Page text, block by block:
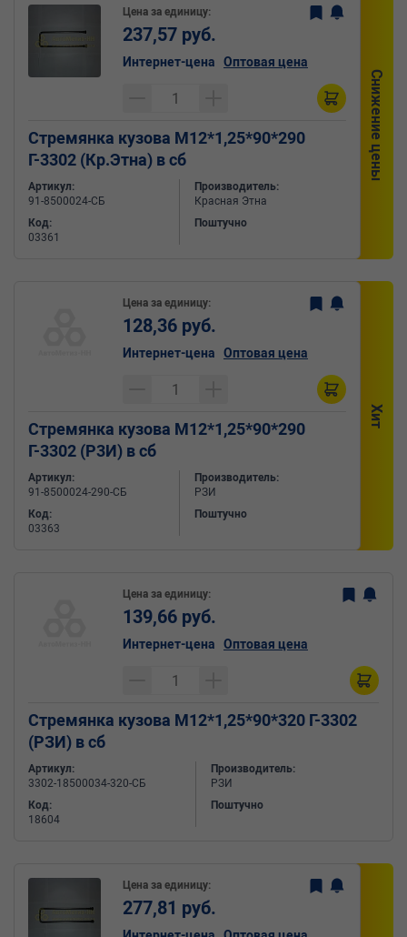
Снижение цены
Стремянка кузова М12*1,25*90*290
Г-3302 (Кр.Этна) в сб
Артикул:
91-8500024-СБ
Код:
03361
Производитель:
Красная Этна
Поштучно
Цена за единицу:
237,57 руб.
Интернет-цена Оптовая цена
Хит
Стремянка кузова М12*1,25*90*290
Г-3302 (Р3И) в сб
Артикул:
91-8500024-290-СБ
Код:
03363
Производитель:
РЗИ
Поштучно
Цена за единицу:
128,36 руб.
Интернет-цена Оптовая цена
Стремянка кузова М12*1,25*90*320 Г-3302
(РЗИ) в сб
Артикул:
3302-18500034-320-СБ
Код:
18604
Производитель:
РЗИ
Поштучно
Цена за единицу:
139,66 руб.
Интернет-цена Оптовая цена
Цена за единицу:
277,81 руб.